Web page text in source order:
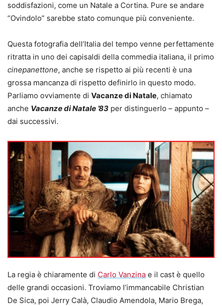
soddisfazioni, come un Natale a Cortina. Pure se andare
“Ovindolo” sarebbe stato comunque più conveniente.
Questa fotografia dell’Italia del tempo venne perfettamente
ritratta in uno dei capisaldi della commedia italiana, il primo
cinepanettone, anche se rispetto ai più recenti è una
grossa mancanza di rispetto definirlo in questo modo.
Parliamo ovviamente di Vacanze di Natale, chiamato
anche Vacanze di Natale ’83 per distinguerlo – appunto –
dai successivi.
La regia è chiaramente di Carlo Vanzina e il cast è quello
delle grandi occasioni. Troviamo l’immancabile Christian
De Sica, poi Jerry Calà, Claudio Amendola, Mario Brega,